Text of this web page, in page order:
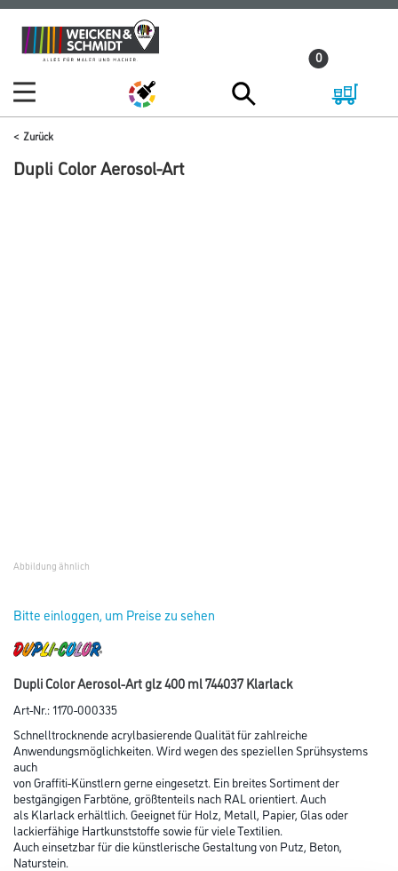
Zum
Inhalt
Zum
Navigationsmenü
0
Zurück
Dupli Color Aerosol-Art
Abbildung ähnlich
Bitte einloggen, um Preise zu sehen
Dupli Color Aerosol-Art glz 400 ml 744037 Klarlack
Art-Nr.:1170-000335
Schnelltrocknende acrylbasierende Qualität für zahlreiche
Anwendungsmöglichkeiten. Wird wegen des speziellen Sprühsystems
auch
von Graffiti-Künstlern gerne eingesetzt. Ein breites Sortiment der
bestgängigen Farbtöne, größtenteils nach RAL orientiert. Auch
als Klarlack erhältlich. Geeignet für Holz, Metall, Papier, Glas oder
lackierfähige Hartkunststoffe sowie für viele Textilien.
Auch einsetzbar für die künstlerische Gestaltung von Putz, Beton,
Naturstein.